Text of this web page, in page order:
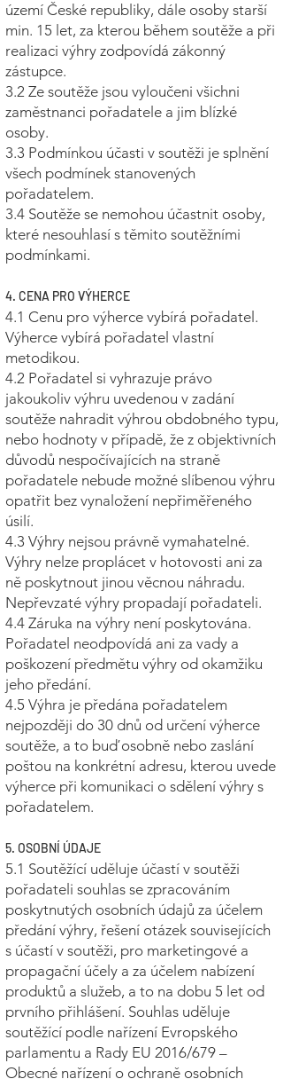
území České republiky, dále osoby starší
min. 15 let, za kterou během soutěže a při
realizaci výhry zodpovídá zákonný
zástupce.
3.2 Ze soutěže jsou vyloučeni všichni
zaměstnanci pořadatele a jim blízké
osoby.
3.3 Podmínkou účasti v soutěži je splnění
všech podmínek stanovených
pořadatelem.
3.4 Soutěže se nemohou účastnit osoby,
které nesouhlasí s těmito soutěžními
podmínkami.
4. CENA PRO VÝHERCE
4.1 Cenu pro výherce vybírá pořadatel.
Výherce vybírá pořadatel vlastní
metodikou.
4.2 Pořadatel si vyhrazuje právo
jakoukoliv výhru uvedenou v zadání
soutěže nahradit výhrou obdobného typu,
nebo hodnoty v případě, že z objektivních
důvodů nespočívajících na straně
pořadatele nebude možné slíbenou výhru
opatřit bez vynaložení nepřiměřeného
úsilí.
4.3 Výhry nejsou právně vymahatelné.
Výhry nelze proplácet v hotovosti ani za
ně poskytnout jinou věcnou náhradu.
Nepřevzaté výhry propadají pořadateli.
4.4 Záruka na výhry není poskytována.
Pořadatel neodpovídá ani za vady a
poškození předmětu výhry od okamžiku
jeho předání.
4.5 Výhra je předána pořadatelem
nejpozději do 30 dnů od určení výherce
soutěže, a to buď osobně nebo zaslání
poštou na konkrétní adresu, kterou uvede
výherce při komunikaci o sdělení výhry s
pořadatelem.
5. OSOBNÍ ÚDAJE
5.1 Soutěžící uděluje účastí v soutěži
pořadateli souhlas se zpracováním
poskytnutých osobních údajů za účelem
předání výhry, řešení otázek souvisejících
s účastí v soutěži, pro marketingové a
propagační účely a za účelem nabízení
produktů a služeb, a to na dobu 5 let od
prvního přihlášení. Souhlas uděluje
soutěžící podle nařízení Evropského
parlamentu a Rady EU 2016/679 –
Obecné nařízení o ochraně osobních